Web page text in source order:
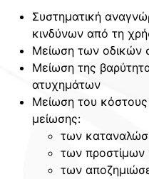
Συστηματική
κινδύνων από τη
Μείωση των οδικών
Μείωση της
ατυχημάτων
Μείωση του κόστους
μείωσης:
των
των προστίμων
των